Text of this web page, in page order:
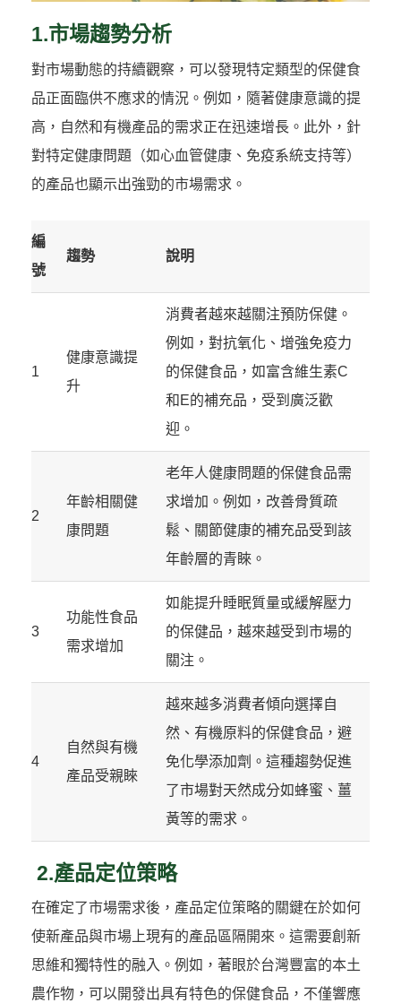
1.市場趨勢分析
對市場動態的持續觀察，可以發現特定類型的保健食
品正面臨供不應求的情況。例如，隨著健康意識的提
高，自然和有機產品的需求正在迅速增長。此外，針
對特定健康問題（如心血管健康、免疫系統支持等）
的產品也顯示出強勁的市場需求。
編
號
趨勢 說明
1
健康意識提
升
消費者越來越關注預防保健。
例如，對抗氧化、增強免疫力
的保健食品，如富含維生素C
和E的補充品，受到廣泛歡
迎。
2
年齡相關健
康問題
老年人健康問題的保健食品需
求增加。例如，改善骨質疏
鬆、關節健康的補充品受到該
年齡層的青睞。
3
功能性食品
需求增加
如能提升睡眠質量或緩解壓力
的保健品，越來越受到市場的
關注。
4
自然與有機
產品受親睞
越來越多消費者傾向選擇自
然、有機原料的保健食品，避
免化學添加劑。這種趨勢促進
了市場對天然成分如蜂蜜、薑
黃等的需求。
2.產品定位策略
在確定了市場需求後，產品定位策略的關鍵在於如何
使新產品與市場上現有的產品區隔開來。這需要創新
思維和獨特性的融入。例如，著眼於台灣豐富的本土
農作物，可以開發出具有特色的保健食品，不僅響應